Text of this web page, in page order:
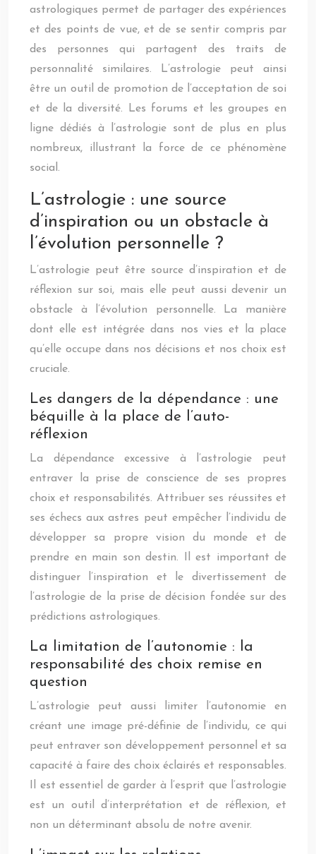
astrologiques permet de partager des expériences
et des points de vue, et de se sentir compris par
des personnes qui partagent des traits de
personnalité similaires. L’astrologie peut ainsi
être un outil de promotion de l’acceptation de soi
et de la diversité. Les forums et les groupes en
ligne dédiés à l’astrologie sont de plus en plus
nombreux, illustrant la force de ce phénomène
social.
L’astrologie : une source
d’inspiration ou un obstacle à
l’évolution personnelle ?
L’astrologie peut être source d’inspiration et de
réflexion sur soi, mais elle peut aussi devenir un
obstacle à l’évolution personnelle. La manière
dont elle est intégrée dans nos vies et la place
qu’elle occupe dans nos décisions et nos choix est
cruciale.
Les dangers de la dépendance : une
béquille à la place de l’auto-
réflexion
La dépendance excessive à l’astrologie peut
entraver la prise de conscience de ses propres
choix et responsabilités. Attribuer ses réussites et
ses échecs aux astres peut empêcher l’individu de
développer sa propre vision du monde et de
prendre en main son destin. Il est important de
distinguer l’inspiration et le divertissement de
l’astrologie de la prise de décision fondée sur des
prédictions astrologiques.
La limitation de l’autonomie : la
responsabilité des choix remise en
question
L’astrologie peut aussi limiter l’autonomie en
créant une image pré-définie de l’individu, ce qui
peut entraver son développement personnel et sa
capacité à faire des choix éclairés et responsables.
Il est essentiel de garder à l’esprit que l’astrologie
est un outil d’interprétation et de réflexion, et
non un déterminant absolu de notre avenir.